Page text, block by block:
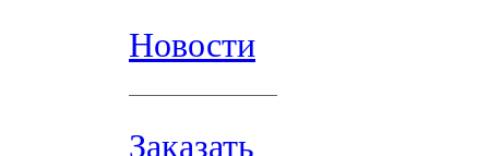
Новости
Заказать